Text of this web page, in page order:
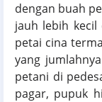
dengan buah
jauh lebih
petai cina
yang
petani di
pagar, pupuk